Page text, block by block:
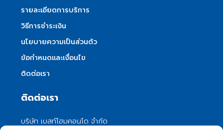
รายละเอียดการบริการ
วิธีการชำระเงิน
นโยบายความเป็นส่วนตัว
ข้อกำหนดและเงื่อนไข
ติดต่อเรา
ติดต่อเรา
บริษัท เบสท์โฮมคอนโด จำกัด